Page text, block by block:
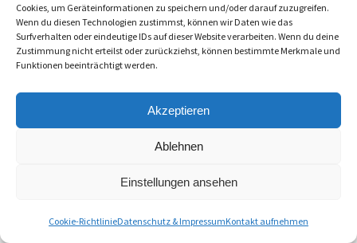
Cookies, um Geräteinformationen zu speichern und/oder darauf zuzugreifen.
Wenn du diesen Technologien zustimmst, können wir Daten wie das
Surfverhalten oder eindeutige IDs auf dieser Website verarbeiten. Wenn du deine
Zustimmung nicht erteilst oder zurückziehst, können bestimmte Merkmale und
Funktionen beeinträchtigt werden.
Akzeptieren
Ablehnen
Einstellungen ansehen
Cookie-RichtlinieDatenschutz & ImpressumKontakt aufnehmen